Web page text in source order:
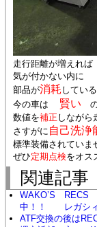
走行距離が増えれば
気が付かない内に
部品が消耗 してい
今の車は
賢い
数値を補正 しながら
さすがに 自己洗浄
標準装備されていま
ぜひ定期点検をオス
関連記事
WAKO’S
中！！ レガシ
ATF交換の後は